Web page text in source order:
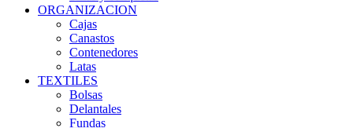
ORGANIZACION
Cajas
Canastos
Contenedores
Latas
TEXTILES
Bolsas
Delantales
Fundas